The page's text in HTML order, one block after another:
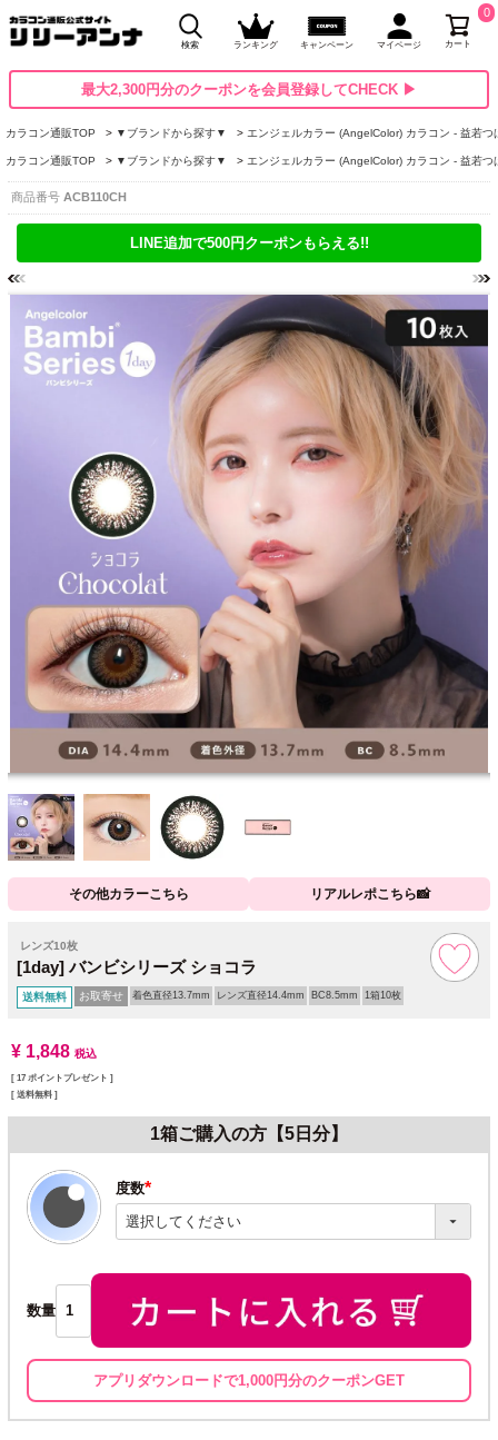
検索 ランキング キャンペーン マイページ カート
0
最大2,300円分のクーポンを会員登録してCHECK ▶
カラコン通販TOP ▼ブランドから探す▼ エンジェルカラー (AngelColor) カラコン - 益若つ
カラコン通販TOP ▼ブランドから探す▼ エンジェルカラー (AngelColor) カラコン - 益若つ
商品番号 ACB110CH
LINE追加で500円クーポンもらえる!!
その他カラーこちら リアルレポこちら📸
レンズ10枚
[1day] バンビシリーズ ショコラ
送料無料 お取寄せ 着色直径13.7mm レンズ直径14.4mm BC8.5mm 1箱10枚
¥ 1,848 税込
[ 17 ポイントプレゼント ]
送料無料
1箱ご購入の方【5日分】
度数
(必
須)
数量
アプリダウンロードで1,000円分のクーポンGET